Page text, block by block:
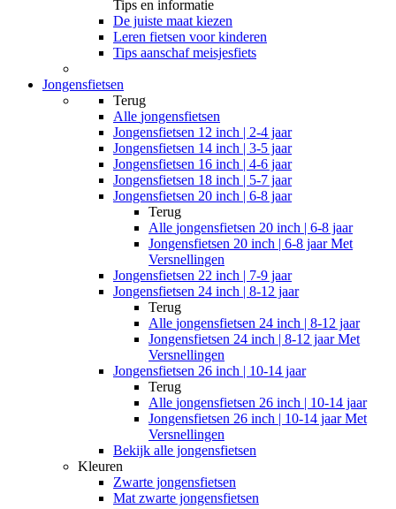
Tips en informatie
De juiste maat kiezen
Leren fietsen voor kinderen
Tips aanschaf meisjesfiets
Jongensfietsen
Terug
Alle jongensfietsen
Jongensfietsen 12 inch | 2-4 jaar
Jongensfietsen 14 inch | 3-5 jaar
Jongensfietsen 16 inch | 4-6 jaar
Jongensfietsen 18 inch | 5-7 jaar
Jongensfietsen 20 inch | 6-8 jaar
Terug
Alle jongensfietsen 20 inch | 6-8 jaar
Jongensfietsen 20 inch | 6-8 jaar Met
Versnellingen
Jongensfietsen 22 inch | 7-9 jaar
Jongensfietsen 24 inch | 8-12 jaar
Terug
Alle jongensfietsen 24 inch | 8-12 jaar
Jongensfietsen 24 inch | 8-12 jaar Met
Versnellingen
Jongensfietsen 26 inch | 10-14 jaar
Terug
Alle jongensfietsen 26 inch | 10-14 jaar
Jongensfietsen 26 inch | 10-14 jaar Met
Versnellingen
Bekijk alle jongensfietsen
Kleuren
Zwarte jongensfietsen
Mat zwarte jongensfietsen